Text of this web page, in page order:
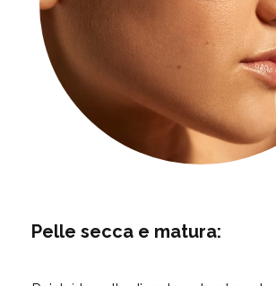
Pelle secca e matura: